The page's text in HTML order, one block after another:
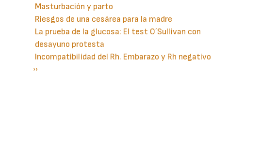
Masturbación y parto
Riesgos de una cesárea para la madre
La prueba de la glucosa: El test O´Sullivan con
desayuno protesta
Incompatibilidad del Rh. Embarazo y Rh negativo
Paginación
Siguiente
››